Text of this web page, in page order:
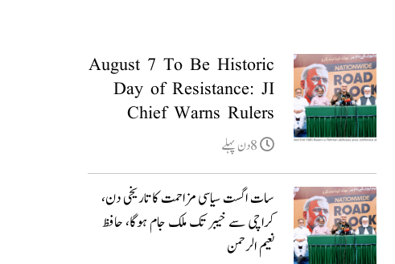
August 7 To Be Historic
Day of Resistance: JI
Chief Warns Rulers
سات اگست سیاسی مزاحمت کا تاریخی دن،
کراچی سے خیبر تک ملک جام ہوگا، حافظ
نعیم الرحمن